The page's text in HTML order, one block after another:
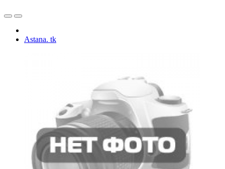
Astana. tk